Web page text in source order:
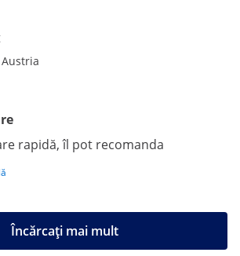
rapidă, îl pot recomanda
Încărcați mai mult